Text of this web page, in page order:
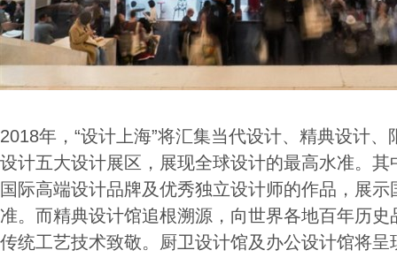
2018年，“设计上海”将汇集当代设计、精典设计
设计五大设计展区，展现全球设计的最高水准。
国际高端设计品牌及优秀独立设计师的作品，展
准。而精典设计馆追根溯源，向世界各地百年历
传统工艺技术致敬。厨卫设计馆及办公设计馆将